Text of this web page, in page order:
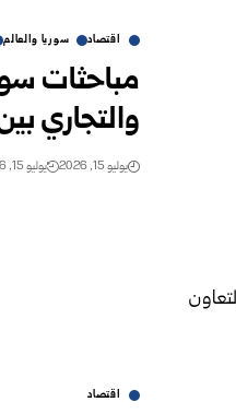
اقتصاد سوريا والعالم
مباحثات
والتجاري
يوليو 15, 2026 يوليو 15, 2026
اقتصاد